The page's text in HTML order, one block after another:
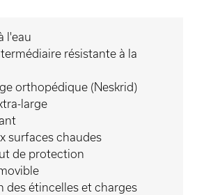
l'eau
résistante à la
orthopédique (Neskrid)
large
surfaces chaudes
de protection
des étincelles et charges